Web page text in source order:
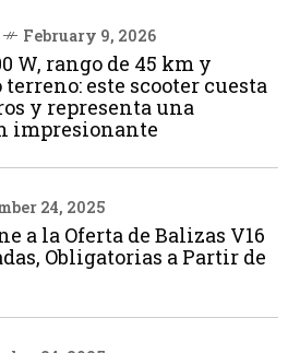
February 9, 2026
W, rango de 45 km y
terreno: este scooter cuesta
y representa una
impresionante
24, 2025
a la Oferta de Balizas V16
Obligatorias a Partir de